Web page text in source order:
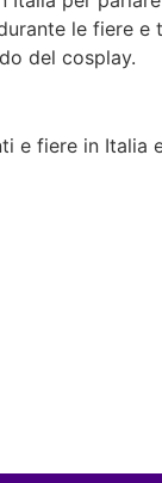
le fiere e
del cosplay.
e fiere in Italia